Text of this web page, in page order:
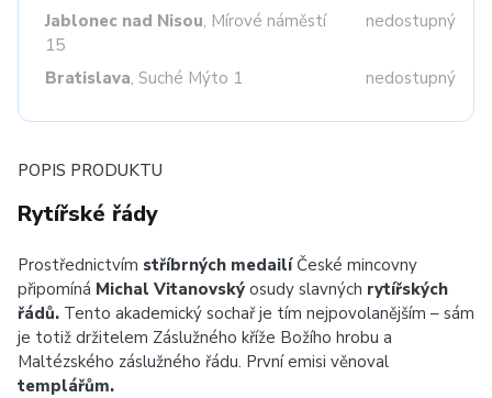
Jablonec nad Nisou, Mírové náměstí
15
nedostupný
Bratislava, Suché Mýto 1 nedostupný
POPIS PRODUKTU
Rytířské řády
Prostřednictvím stříbrných medailíČeské mincovny
připomíná Michal Vitanovský osudy slavných rytířských
řádů. Tento akademický sochař je tím nejpovolanějším – sám
je totiž držitelem Záslužného kříže Božího hrobu a
Maltézského záslužného řádu. První emisi věnoval
templářům.